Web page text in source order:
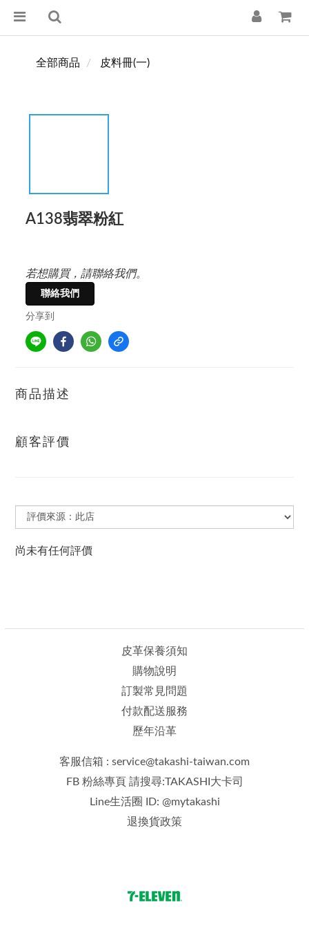
全部商品 皮料冊(一)
A138翡翠粉紅
若想購買，請聯絡我們。
聯絡我們
分享到
商品描述
顧客評價
尚未有任何評價
皮革保養須知
購物說明
訂製常見問題
付款配送服務
歷年沿革
客服信箱 : service@takashi-taiwan.com
FB 粉絲專頁 請搜尋:TAKASHI大卡司
Line生活圈 ID: @mytakashi
退換貨政策